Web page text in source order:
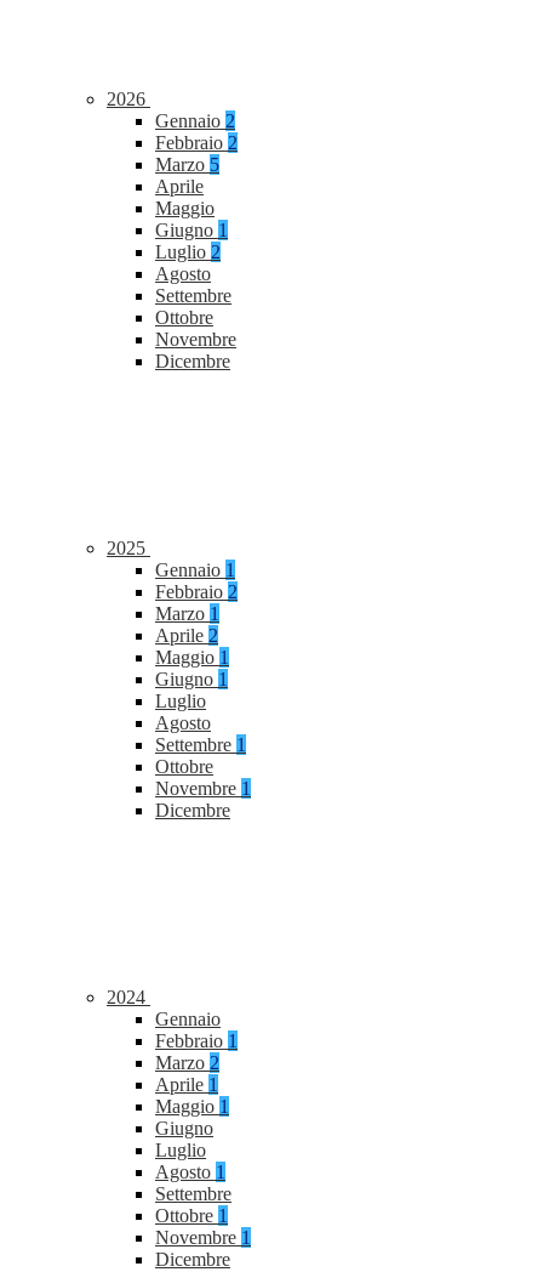
2026
Gennaio 2
Febbraio 2
Marzo 5
Aprile
Maggio
Giugno 1
Luglio 2
Agosto
Settembre
Ottobre
Novembre
Dicembre
2025
Gennaio 1
Febbraio 2
Marzo 1
Aprile 2
Maggio 1
Giugno 1
Luglio
Agosto
Settembre 1
Ottobre
Novembre 1
Dicembre
2024
Gennaio
Febbraio 1
Marzo 2
Aprile 1
Maggio 1
Giugno
Luglio
Agosto 1
Settembre
Ottobre 1
Novembre 1
Dicembre